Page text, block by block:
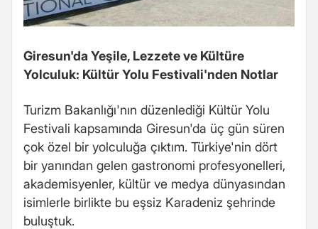
Giresun'da Yeşile, Lezzete ve Kültüre
Yolculuk: Kültür Yolu Festivali'nden Notlar
Turizm Bakanlığı'nın düzenlediği Kültür Yolu
Festivali kapsamında Giresun'da üç gün süren
çok özel bir yolculuğa çıktım. Türkiye'nin dört
bir yanından gelen gastronomi profesyonelleri,
akademisyenler, kültür ve medya dünyasından
isimlerle birlikte bu eşsiz Karadeniz şehrinde
buluştuk.